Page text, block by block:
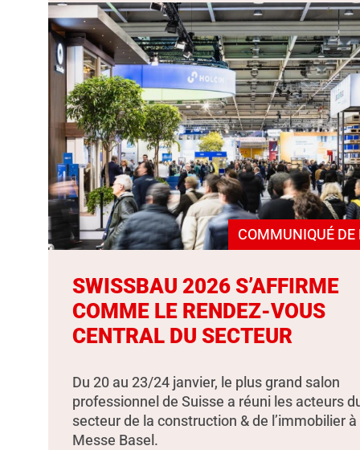
COMMUNIQUÉ DE
SWISSBAU 2026 S’AFFIRME
COMME LE RENDEZ-VOUS
CENTRAL DU SECTEUR
Du 20 au 23/24 janvier, le plus grand salon
professionnel de Suisse a réuni les acteurs
secteur de la construction & de l’immobilier à
Messe Basel.